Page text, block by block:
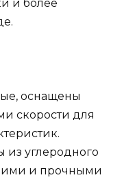
и более
оснащены
скорости для
углеродного
и прочными